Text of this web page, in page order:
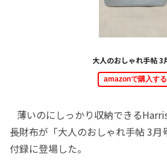
大人のおしゃれ手帖 3
amazonで購入する
薄いのにしっかり収納できる
長財布が「大人のおしゃれ手帖 3月
付録に登場した。